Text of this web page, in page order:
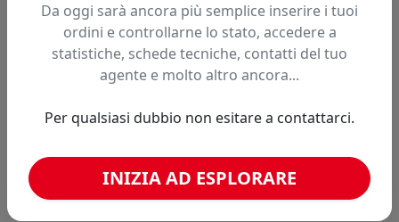
Hai trovato questo prodotto ad un prezzo più basso?
Fai una segnalazione
Confronta con articoli simili
Caricamento confronto...
Da oggi sarà ancora più semplice inserire i tuoi
ordini e controllarne lo stato, accedere a
statistiche, schede tecniche, contatti del tuo
agente e molto altro ancora...
Per qualsiasi dubbio non esitare a contattarci.
INIZIA AD ESPLORARE